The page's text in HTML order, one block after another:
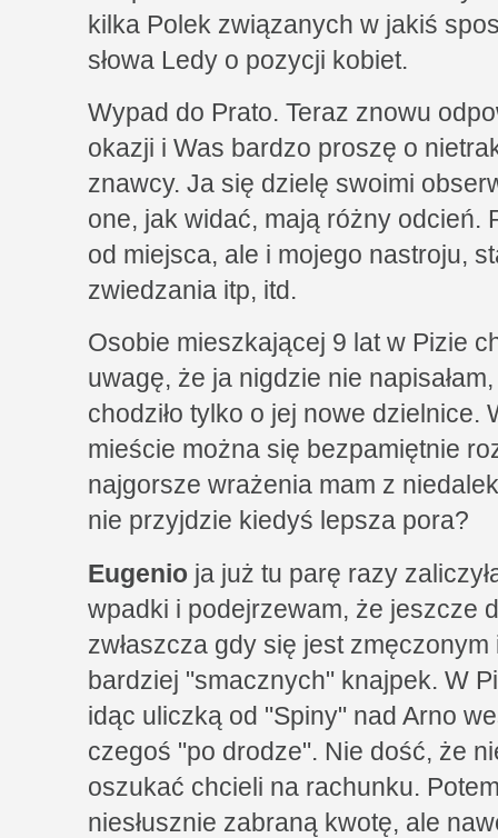
kilka Polek związanych w jakiś
słowa Ledy o pozycji kobiet.
Wypad do Prato. Teraz znowu
okazji i Was bardzo proszę o
znawcy. Ja się dzielę swoimi
one, jak widać, mają różny odcień.
od miejsca, ale i mojego nastroju,
zwiedzania itp, itd.
Osobie mieszkającej 9 lat w Pizie
uwagę, że ja nigdzie nie
chodziło tylko o jej nowe dzielnice.
mieście można się bezpamiętnie
najgorsze wrażenia mam z
nie przyjdzie kiedyś lepsza pora?
Eugenio ja już tu parę razy
wpadki i podejrzewam, że jeszcze
zwłaszcza gdy się jest
bardziej "smacznych" knajpek. W
idąc uliczką od "Spiny" nad Arno
czegoś "po drodze". Nie dość, że
oszukać chcieli na rachunku.
niesłusznie zabraną kwotę, ale